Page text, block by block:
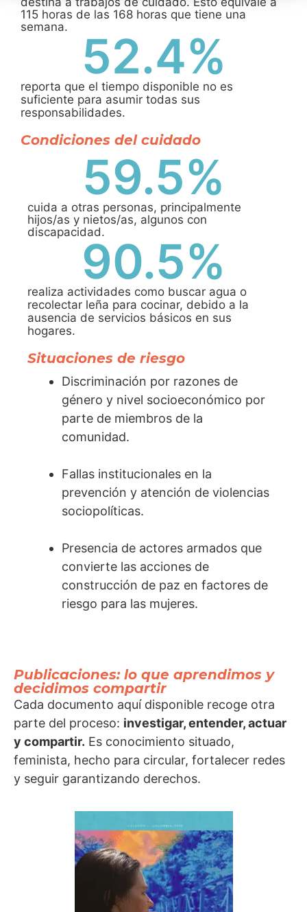
115 horas de las 168 horas que tiene una
semana.
reporta que el tiempo disponible no es
suficiente para asumir todas sus
responsabilidades.
52.4%
Condiciones del cuidado
cuida a otras personas, principalmente
hijos/as y nietos/as, algunos con
discapacidad.
59.5%
realiza actividades como buscar agua o
recolectar leña para cocinar, debido a la
ausencia de servicios básicos en sus
hogares.
90.5%
Situaciones de riesgo
Discriminación por razones de
género y nivel socioeconómico por
parte de miembros de la
comunidad.
Fallas institucionales en la
prevención y atención de violencias
sociopolíticas.
Presencia de actores armados que
convierte las acciones de
construcción de paz en factores de
riesgo para las mujeres.
Publicaciones: lo que aprendimos y
decidimos compartir
Cada documento aquí disponible recoge otra
parte del proceso: investigar, entender, actuar
y compartir. Es conocimiento situado,
feminista, hecho para circular, fortalecer redes
y seguir garantizando derechos.